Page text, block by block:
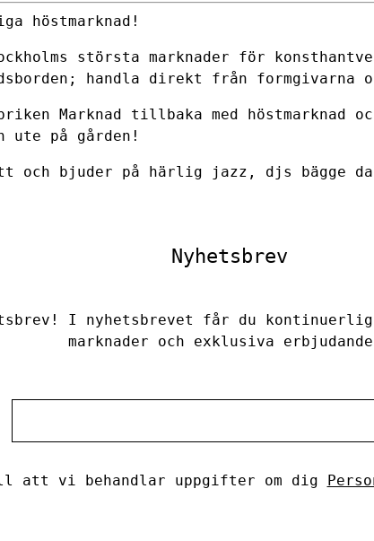
höstmarknad!
största marknader för
handla direkt från formgivarna
Marknad tillbaka med höstmarknad
ute på gården!
och bjuder på härlig jazz, djs bägge
Nyhetsbrev
I nyhetsbrevet får du
marknader och exklusiva
att vi behandlar uppgifter om dig